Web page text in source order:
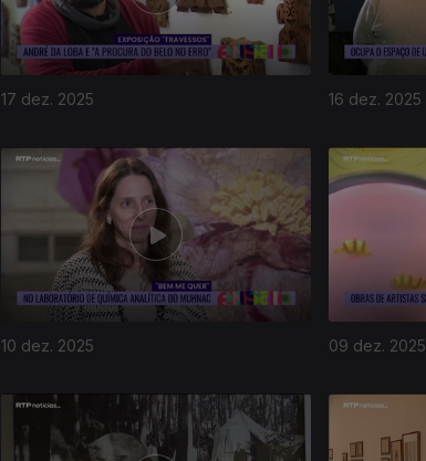
17 dez. 2025 16 dez. 2025
10 dez. 2025 09 dez. 2025